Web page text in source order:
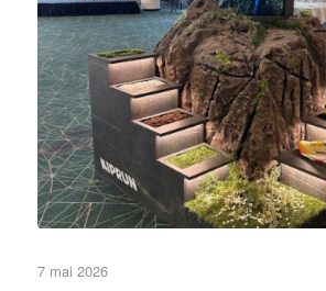
Reproduire un rocher,
•Eléments de décor•
7 mai 2026